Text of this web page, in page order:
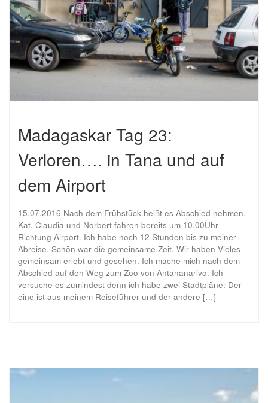
Madagaskar Tag 23:
Verloren…. in Tana und auf
dem Airport
15.07.2016 Nach dem Frühstück heißt es Abschied nehmen.
Kat, Claudia und Norbert fahren bereits um 10.00Uhr
Richtung Airport. Ich habe noch 12 Stunden bis zu meiner
Abreise. Schön war die gemeinsame Zeit. Wir haben Vieles
gemeinsam erlebt und gesehen. Ich mache mich nach dem
Abschied auf den Weg zum Zoo von Antananarivo. Ich
versuche es zumindest denn ich habe zwei Stadtpläne: Der
eine ist aus meinem Reiseführer und der andere […]